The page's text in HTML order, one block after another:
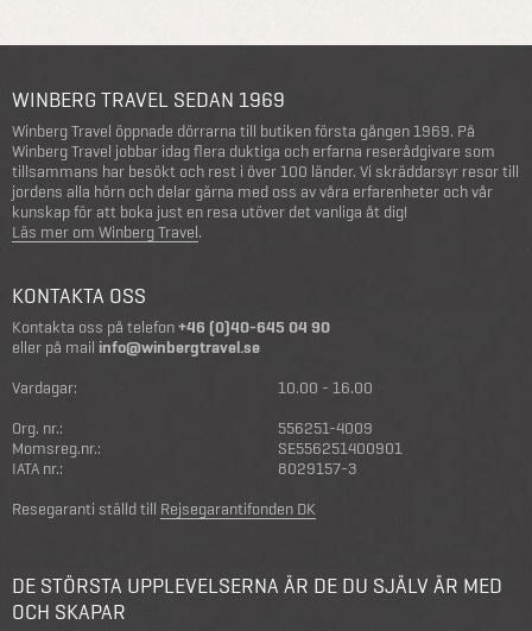
WINBERG TRAVEL SEDAN 1969
Winberg Travel öppnade dörrarna till butiken första gången 1969. På
Winberg Travel jobbar idag flera duktiga och erfarna reserådgivare som
tillsammans har besökt och rest i över 100 länder. Vi skräddarsyr resor till
jordens alla hörn och delar gärna med oss av våra erfarenheter och vår
kunskap för att boka just en resa utöver det vanliga åt dig!
Läs mer om Winberg Travel.
KONTAKTA OSS
Kontakta oss på telefon+46 (0)40-645 04 90
eller på mail info@winbergtravel.se
Vardagar:
10.00 - 16.00
Org. nr.:
556251-4009
Momsreg.nr.:
SE556251400901
IATA nr.:
8029157-3
Resegaranti ställd till Rejsegarantifonden DK
DE STÖRSTA UPPLEVELSERNA ÄR DE DU SJÄLV ÄR MED
OCH SKAPAR